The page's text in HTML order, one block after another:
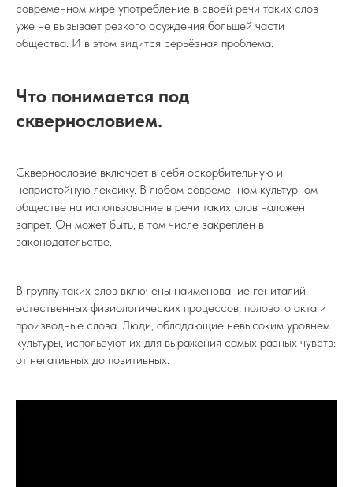
современном мире употребление в своей речи таких слов
уже не вызывает резкого осуждения большей части
общества. И в этом видится серьёзная проблема.
Что понимается под
сквернословием.
Сквернословие включает в себя оскорбительную и
непристойную лексику. В любом современном культурном
обществе на использование в речи таких слов наложен
запрет. Он может быть, в том числе закреплен в
законодательстве.
В группу таких слов включены наименование гениталий,
естественных физиологических процессов, полового акта и
производные слова. Люди, обладающие невысоким уровнем
культуры, используют их для выражения самых разных чувств:
от негативных до позитивных.